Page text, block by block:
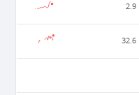
2.9
32.6